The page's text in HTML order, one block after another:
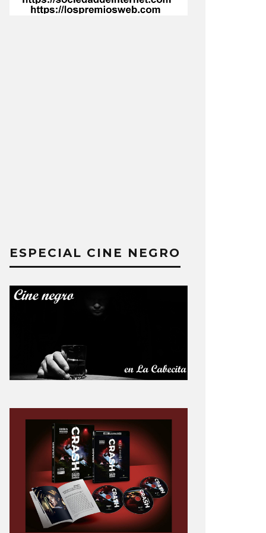
ESPECIAL CINE NEGRO